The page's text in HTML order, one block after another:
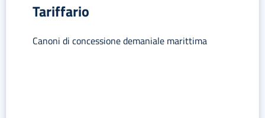
Tariffario
Canoni di concessione demaniale marittima